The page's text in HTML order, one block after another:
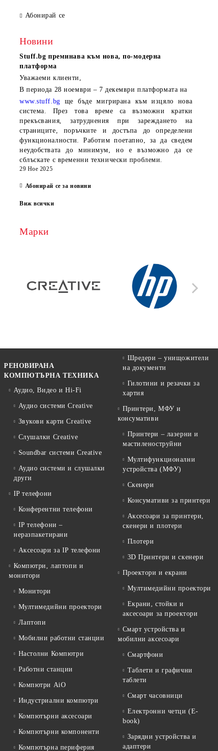
Абонирай се
Новини
Stuff.bg преминава към нова, по-модерна
платформа
Уважаеми клиенти,
В периода 28 ноември – 7 декември платформата на
www.stuff.bg ще бъде мигрирана към изцяло нова
система. През това време са възможни кратки
прекъсвания, затруднения при зареждането на
страниците, поръчките и достъпа до определени
функционалности. Работим поетапно, за да сведем
неудобствата до минимум, но е възможно да се
сблъскате с временни технически проблеми.
29 Ное 2025
Абонирай се за новини
Виж всички
Марки
РЕНОВИРАНА
КОМПЮТЪРНА ТЕХНИКА
Аудио, Видео и Hi-Fi
Аудио системи Creative
Звукови карти Creative
Слушалки Creative
Soundbar системи Creative
Аудио системи и слушалки
други
IP телефони
Конферентни телефони
IP телефони –
неразпакетирани
Аксесоари за IP телефони
Компютри, лаптопи и
монитори
Монитори
Мултимедийни проектори
Лаптопи
Мобилни работни станции
Настолни Компютри
Работни станции
Компютри AiO
Индустриални компютри
Компютърни аксесоари
Компютърни компоненти
Компютърна периферия
Шредери – унищожители
на документи
Гилотини и резачки за
хартия
Принтери, МФУ и
консумативи
Принтери – лазерни и
мастиленоструйни
Мултифункционални
устройства (МФУ)
Скенери
Консумативи за принтери
Аксесоари за принтери,
скенери и плотери
Плотери
3D Принтери и скенери
Проектори и екрани
Мултимедийни проектори
Екрани, стойки и
аксесоари за проектори
Смарт устройства и
мобилни аксесоари
Смартфони
Таблети и графични
таблети
Смарт часовници
Електронни четци (E-
book)
Зарядни устройства и
адаптери